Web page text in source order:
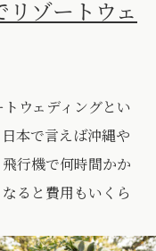
ゾートウェ
ウェディングとい
本で言えば沖縄や
行機で何時間かか
ると費用もいくら